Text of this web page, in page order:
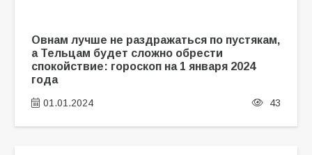
Овнам лучше не раздражаться по пустякам,
а Тельцам будет сложно обрести
спокойствие: гороскоп на 1 января 2024
года
01.01.2024 43